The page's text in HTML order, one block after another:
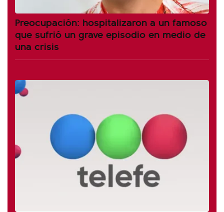
Preocupación: hospitalizaron a un famoso
que sufrió un grave episodio en medio de
una crisis